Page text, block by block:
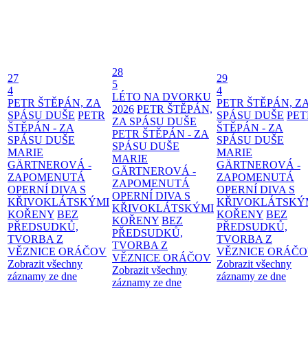
27
4
PETR ŠTĚPÁN, ZA
SPÁSU DUŠE PETR
ŠTĚPÁN - ZA
SPÁSU DUŠE
MARIE
GÄRTNEROVÁ -
ZAPOMENUTÁ
OPERNÍ DIVA S
KŘIVOKLÁTSKÝMI
KOŘENY BEZ
PŘEDSUDKŮ,
TVORBA Z
VĚZNICE ORÁČOV
Zobrazit všechny
záznamy ze dne
28
5
LÉTO NA DVORKU
2026 PETR ŠTĚPÁN,
ZA SPÁSU DUŠE
PETR ŠTĚPÁN - ZA
SPÁSU DUŠE
MARIE
GÄRTNEROVÁ -
ZAPOMENUTÁ
OPERNÍ DIVA S
KŘIVOKLÁTSKÝMI
KOŘENY BEZ
PŘEDSUDKŮ,
TVORBA Z
VĚZNICE ORÁČOV
Zobrazit všechny
záznamy ze dne
29
4
PETR ŠTĚPÁN,
SPÁSU DUŠE
ŠTĚPÁN - ZA
SPÁSU DUŠE
MARIE
GÄRTNEROVÁ -
ZAPOMENUTÁ
OPERNÍ DIVA S
KOŘENY BEZ
PŘEDSUDKŮ,
TVORBA Z
VĚZNICE
Zobrazit všechny
záznamy ze dne